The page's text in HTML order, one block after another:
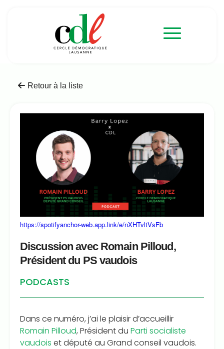
Retour à la liste
https://spotifyanchor-web.app.link/e/nXHTvltVsFb
Discussion avec Romain Pilloud,
Président du PS vaudois
PODCASTS
Dans ce numéro, j’ai le plaisir d’accueillir
Romain Pilloud, Président du Parti socialiste
vaudois et député au Grand conseil vaudois.